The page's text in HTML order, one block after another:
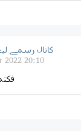
کانال رسمے
2022 20:10